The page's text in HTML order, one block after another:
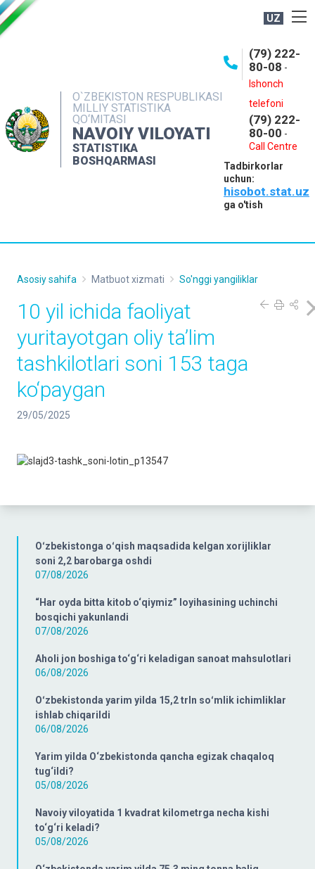
UZ
O`ZBEKISTON RESPUBLIKASI
MILLIY STATISTIKA
QO‘MITASI
NAVOIY VILOYATI
STATISTIKA
BOSHQARMASI
(79) 222-
80-08 -
Ishonch
telefoni
(79) 222-
80-00 -
Call Centre
Tadbirkorlar
uchun:
hisobot.stat.uz
ga o'tish
OCHIQ MA'LUMOTLAR
INTERAKTIV XIZMATLAR
MUROJAATLAR
Oʻzbekistonga oʻqish maqsadida kelgan xorijliklar
soni 2,2 barobarga oshdi
07/08/2026
“Har oyda bitta kitob o‘qiymiz” loyihasining uchinchi
bosqichi yakunlandi
07/08/2026
Aholi jon boshiga to‘g‘ri keladigan sanoat mahsulotlari
06/08/2026
Oʻzbekistonda yarim yilda 15,2 trln soʻmlik ichimliklar
ishlab chiqarildi
06/08/2026
Yarim yilda O‘zbekistonda qancha egizak chaqaloq
tug‘ildi?
05/08/2026
Navoiy viloyatida 1 kvadrat kilometrga necha kishi
to‘g‘ri keladi?
05/08/2026
Asosiy sahifa Matbuot xizmati So'nggi yangiliklar
10 yil ichida faoliyat
yuritayotgan oliy ta’lim
tashkilotlari soni 153 taga
ko‘paygan
29/05/2025